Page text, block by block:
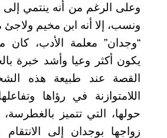
وعلى الرغم من أنه ينتمي
ونسب، إلا أنه ابن مخيم ولاجئ
“وجدان” معلمة الأدب،
يكون أكثر وعيا وأشد خبرة
القصة عند طبيعة هذه
اللامتوازنة في رؤاها
حولها، التي تتميز
زواجها بوجدان إلى الانتقام